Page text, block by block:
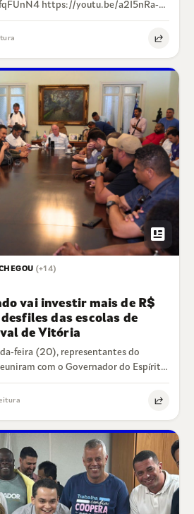
https://youtu.be/a2I5nRa-
newsmode
(+14)
vai investir mais de R$
das escolas de
de Vitória
feira (20), representantes do
com o Governador do Espírito
para assinar o…